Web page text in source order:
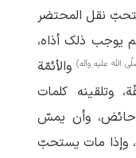
نقل المحتضر
یوجب ذلک أذاه،
الله علیه وآله) والأئمّة
وتلقینه کلمات
حائض، وأن یمسّ
وإذا مات یستحبّ